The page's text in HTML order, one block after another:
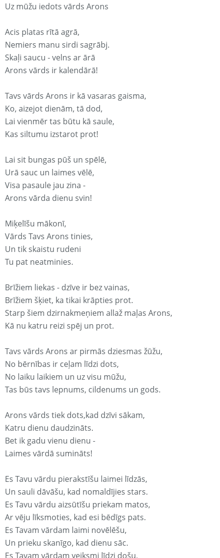
Uz mūžu iedots vārds Arons
Acis platas rītā agrā,
Nemiers manu sirdi sagrābj.
Skaļi saucu - velns ar ārā
Arons vārds ir kalendārā!
Tavs vārds Arons ir kā vasaras gaisma,
Ko, aizejot dienām, tā dod,
Lai vienmēr tas būtu kā saule,
Kas siltumu izstarot prot!
Lai sit bungas pūš un spēlē,
Urā sauc un laimes vēlē,
Visa pasaule jau zina -
Arons vārda dienu svin!
Miķelīšu mākonī,
Vārds Tavs Arons tinies,
Un tik skaistu rudeni
Tu pat neatminies.
Brīžiem liekas - dzīve ir bez vainas,
Brīžiem šķiet, ka tikai krāpties prot.
Starp šiem dzirnakmeņiem allaž maļas Arons,
Kā nu katru reizi spēj un prot.
Tavs vārds Arons ar pirmās dziesmas žūžu,
No bērnības ir ceļam līdzi dots,
No laiku laikiem un uz visu mūžu,
Tas būs tavs lepnums, cildenums un gods.
Arons vārds tiek dots,kad dzīvi sākam,
Katru dienu daudzināts.
Bet ik gadu vienu dienu -
Laimes vārdā sumināts!
Es Tavu vārdu pierakstīšu laimei līdzās,
Un sauli dāvāšu, kad nomaldījies stars.
Es Tavu vārdu aizsūtīšu priekam matos,
Ar vēju līksmoties, kad esi bēdīgs pats.
Es Tavam vārdam laimi novēlēšu,
Un prieku skanīgo, kad dienu sāc.
Es Tavam vārdam veiksmi līdzi došu,